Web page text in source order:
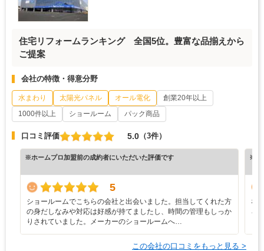
住宅リフォームランキング 全国5位。豊富な品揃えから
ご提案
会社の特徴・得意分野
水まわり 太陽光パネル オール電化
創業20年以上
1000件以上
ショールーム パック商品
口コミ評価 5.0 （3件）
※ホームプロ加盟前の成約者にいただいた評価です
5
ショールームでこちらの会社と出会いました。担当してくれた方
の身だしなみや対応は好感が持てましたし、時間の管理もしっか
りされていました。メーカーのショールームへ…
※ホ
な
ろ
この会社の口コミをもっと見る >